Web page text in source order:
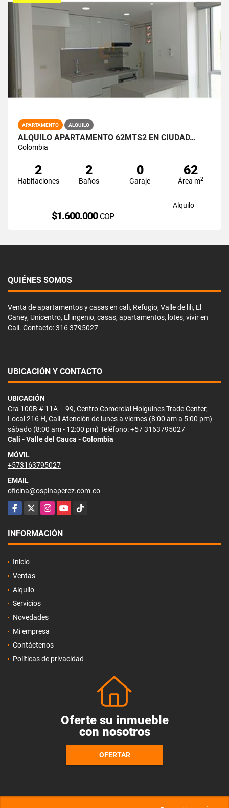
APARTAMENTO ALQUILO
ALQUILO APARTAMENTO 62MTS2 EN CIUDAD…
Colombia
2
Habitaciones
2
Baños
0
Garaje
62
Área m2
Alquilo
$1.600.000 COP
QUIÉNES SOMOS
Venta de apartamentos y casas en cali, Refugio, Valle de lili, El
Caney, Unicentro, El ingenio, casas, apartamentos, lotes, vivir en
Cali. Contacto: 316 3795027
UBICACIÓN Y CONTACTO
UBICACIÓN
Cra 100B # 11A – 99, Centro Comercial Holguines Trade Center,
Local 216 H, Cali Atención de lunes a viernes (8:00 am a 5:00 pm)
sábado (8:00 am - 12:00 pm) Teléfono: +57 3163795027
Cali - Valle del Cauca - Colombia
MÓVIL
+573163795027
EMAIL
oficina@ospinaperez.com.co
Facebook
X InstagramYouTubeTikTok
INFORMACIÓN
Inicio
Ventas
Alquilo
Servicios
Novedades
Mi empresa
Contáctenos
Políticas de privacidad
Oferte su inmueble
con nosotros
OFERTAR